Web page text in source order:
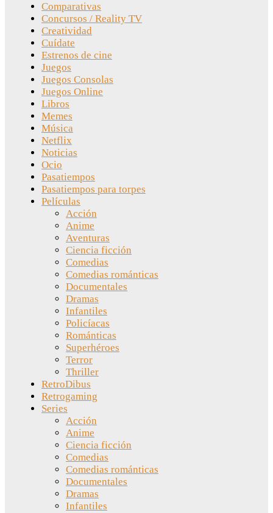
Comparativas
Concursos / Reality TV
Creatividad
Cuídate
Estrenos de cine
Juegos
Juegos Consolas
Juegos Online
Libros
Memes
Música
Netflix
Noticias
Ocio
Pasatiempos
Pasatiempos para torpes
Películas
Acción
Anime
Aventuras
Ciencia ficción
Comedias
Comedias románticas
Documentales
Dramas
Infantiles
Policíacas
Románticas
Superhéroes
Terror
Thriller
RetroDibus
Retrogaming
Series
Acción
Anime
Ciencia ficción
Comedias
Comedias románticas
Documentales
Dramas
Infantiles